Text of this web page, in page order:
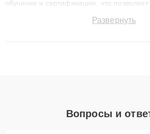
обучение и сертификацию, что
сохранением гарантии до 3 лет. Наши
Развернуть
Вопросы и